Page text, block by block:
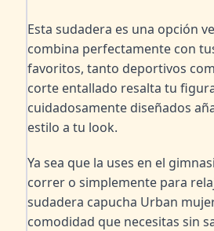
Esta sudadera es una opción
combina perfectamente con
favoritos, tanto deportivos
corte entallado resalta tu
cuidadosamente diseñados
estilo a tu look.
Ya sea que la uses en el
correr o simplemente para
sudadera capucha Urban
comodidad que necesitas sin